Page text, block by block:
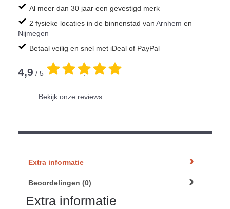
Al meer dan 30 jaar een gevestigd merk
2 fysieke locaties in de binnenstad van Arnhem en
Nijmegen
Betaal veilig en snel met iDeal of PayPal
4,9 / 5 .
Bekijk onze reviews
Extra informatie
Beoordelingen (0)
Extra informatie